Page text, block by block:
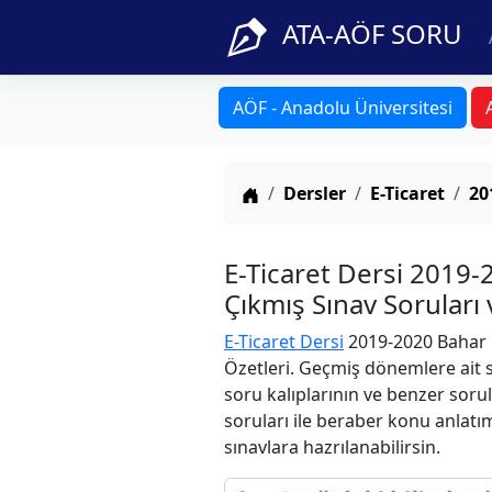
ATA-AÖF SORU
AÖF - Anadolu Üniversitesi
Anasayfa
Dersler E-Ticaret
E-Ticaret Dersi 2019-
Çıkmış Sınav
E-Ticaret Dersi 2019-2020 Bahar
Özetleri. Geçmiş dönemlere ait
soru kalıplarının ve benzer
soruları ile beraber konu
sınavlara hazrılanabilirsin.